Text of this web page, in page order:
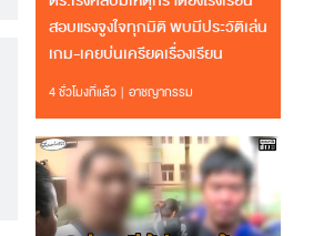
สอบแรงจูงใจทุกมิติ พบมีประวัติเล่น
เกม-เคยบ่นเครียดเรื่องเรียน
4 ชั่วโมงที่แล้ว อาชญากรรม